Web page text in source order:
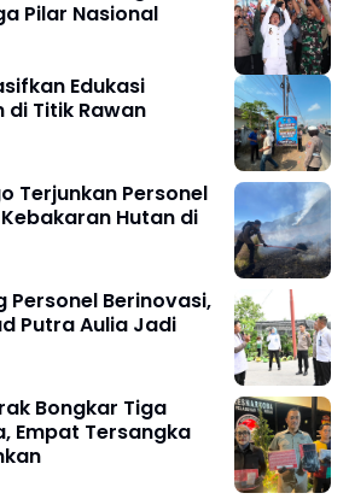
Pilar Nasional
Edukasi
di Titik Rawan
Terjunkan Personel
Hutan di
Berinovasi,
Putra Aulia Jadi
Bongkar Tiga
Empat Tersangka